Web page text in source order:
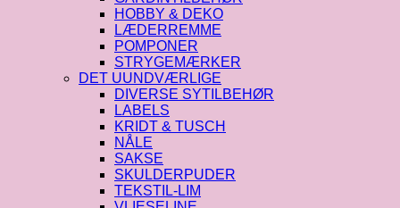
HOBBY & DEKO
LÆDERREMME
POMPONER
STRYGEMÆRKER
DET UUNDVÆRLIGE
DIVERSE SYTILBEHØR
LABELS
KRIDT & TUSCH
NÅLE
SAKSE
SKULDERPUDER
TEKSTIL-LIM